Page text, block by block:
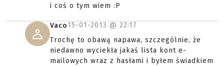
i coś o tym wiem :P
Vaco15-01-2013 @ 22:17
Trochę to obawą napawa, szczególnie, że
niedawno wyciekła jakaś lista kont e-
mailowych wraz z hasłami i byłem świadkiem